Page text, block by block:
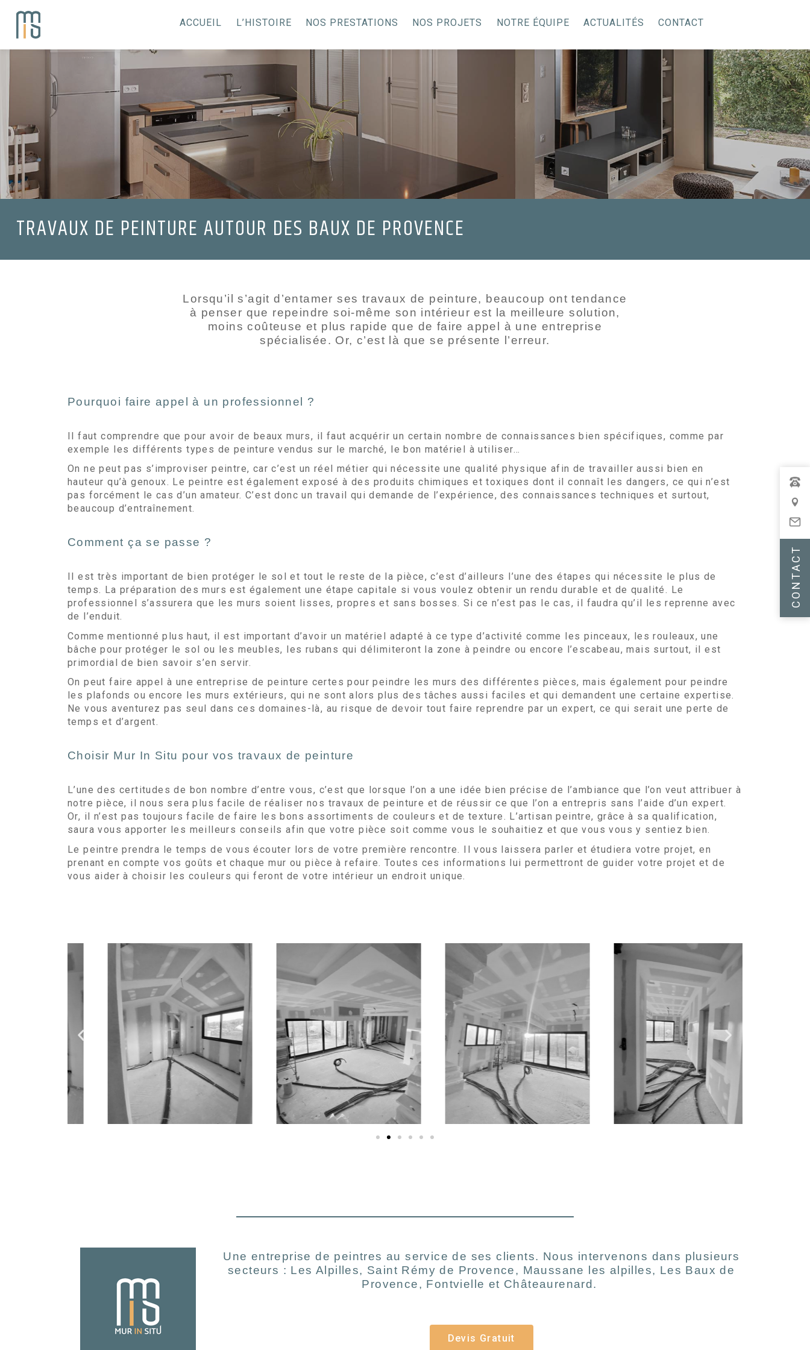
ACCUEIL L’HISTOIRE NOS PRESTATIONS NOS PROJETS NOTRE ÉQUIPE ACTUALITÉS CONTACT
CONTACT
TRAVAUX DE PEINTURE AUTOUR DES BAUX DE PROVENCE
Lorsqu’il s’agit d’entamer ses travaux de peinture, beaucoup ont tendance
à penser que repeindre soi-même son intérieur est la meilleure solution,
moins coûteuse et plus rapide que de faire appel à une entreprise
spécialisée. Or, c’est là que se présente l’erreur.
Pourquoi faire appel à un professionnel ?
Il faut comprendre que pour avoir de beaux murs, il faut acquérir un certain nombre de connaissances bien spécifiques, comme par
exemple les différents types de peinture vendus sur le marché, le bon matériel à utiliser…
On ne peut pas s’improviser peintre, car c’est un réel métier qui nécessite une qualité physique afin de travailler aussi bien en
hauteur qu’à genoux. Le peintre est également exposé à des produits chimiques et toxiques dont il connaît les dangers, ce qui n’est
pas forcément le cas d’un amateur. C’est donc un travail qui demande de l’expérience, des connaissances techniques et surtout,
beaucoup d’entraînement.
Comment ça se passe ?
Il est très important de bien protéger le sol et tout le reste de la pièce, c’est d’ailleurs l’une des étapes qui nécessite le plus de
temps. La préparation des murs est également une étape capitale si vous voulez obtenir un rendu durable et de qualité. Le
professionnel s’assurera que les murs soient lisses, propres et sans bosses. Si ce n’est pas le cas, il faudra qu’il les reprenne avec
de l’enduit.
Comme mentionné plus haut, il est important d’avoir un matériel adapté à ce type d’activité comme les pinceaux, les rouleaux, une
bâche pour protéger le sol ou les meubles, les rubans qui délimiteront la zone à peindre ou encore l’escabeau, mais surtout, il est
primordial de bien savoir s’en servir.
On peut faire appel à une entreprise de peinture certes pour peindre les murs des différentes pièces, mais également pour peindre
les plafonds ou encore les murs extérieurs, qui ne sont alors plus des tâches aussi faciles et qui demandent une certaine expertise.
Ne vous aventurez pas seul dans ces domaines-là, au risque de devoir tout faire reprendre par un expert, ce qui serait une perte de
temps et d’argent.
Choisir Mur In Situ pour vos travaux de peinture
L’une des certitudes de bon nombre d’entre vous, c’est que lorsque l’on a une idée bien précise de l’ambiance que l’on veut attribuer à
notre pièce, il nous sera plus facile de réaliser nos travaux de peinture et de réussir ce que l’on a entrepris sans l’aide d’un expert.
Or, il n’est pas toujours facile de faire les bons assortiments de couleurs et de texture. L’artisan peintre, grâce à sa qualification,
saura vous apporter les meilleurs conseils afin que votre pièce soit comme vous le souhaitiez et que vous vous y sentiez bien.
Le peintre prendra le temps de vous écouter lors de votre première rencontre. Il vous laissera parler et étudiera votre projet, en
prenant en compte vos goûts et chaque mur ou pièce à refaire. Toutes ces informations lui permettront de guider votre projet et de
vous aider à choisir les couleurs qui feront de votre intérieur un endroit unique.
Une entreprise de peintres au service de ses clients. Nous intervenons dans plusieurs
secteurs : Les Alpilles, Saint Rémy de Provence, Maussane les alpilles, Les Baux de
Provence, Fontvielle et Châteaurenard.
Devis Gratuit